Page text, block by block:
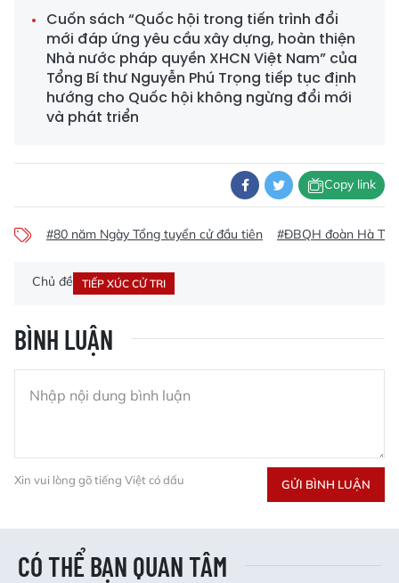
Cuốn sách “Quốc hội trong tiến trình đổi
mới đáp ứng yêu cầu xây dựng, hoàn thiện
Nhà nước pháp quyền XHCN Việt Nam” của
Tổng Bí thư Nguyễn Phú Trọng tiếp tục định
hướng cho Quốc hội không ngừng đổi mới
và phát triển
Copy link
#80 năm Ngày Tổng tuyển cử đầu tiên #ĐBQH đoàn Hà
Chủ đề TIẾP XÚC CỬ TRI
BÌNH LUẬN
Xin vui lòng gõ tiếng Việt có dấu GỬI BÌNH LUẬN
CÓ THỂ BẠN QUAN TÂM